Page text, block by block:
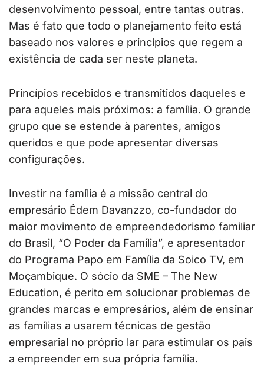
desenvolvimento pessoal, entre tantas outras.
Mas é fato que todo o planejamento feito está
baseado nos valores e princípios que regem a
existência de cada ser neste planeta.
Princípios recebidos e transmitidos daqueles e
para aqueles mais próximos: a família. O grande
grupo que se estende à parentes, amigos
queridos e que pode apresentar diversas
configurações.
Investir na família é a missão central do
empresário Édem Davanzzo, co-fundador do
maior movimento de empreendedorismo familiar
do Brasil, “O Poder da Família”, e apresentador
do Programa Papo em Família da Soico TV, em
Moçambique. O sócio da SME – The New
Education, é perito em solucionar problemas de
grandes marcas e empresários, além de ensinar
as famílias a usarem técnicas de gestão
empresarial no próprio lar para estimular os pais
a empreender em sua própria família.